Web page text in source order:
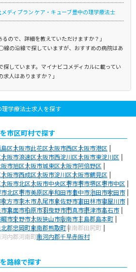
ディプラン ケア・キューブ豊中の理学療法士
るので、詳細を教えていただけますか？」
線の沿線で探していますが、おすすめの病院はあ
探しています。マイナビコメディカルに載ってい
はありますか？」
理学療法士求人を探す
市区町村で探す
区大阪市此花区大阪市西区大阪市港区
大阪市浪速区大阪市西淀川区大阪市東淀川区
阪市旭区大阪市城東区大阪市阿倍野区
大阪市西成区大阪市淀川区大阪市鶴見区
大阪市北区大阪市中央区堺市堺市堺区堺市中区
北区堺市美原区岸和田市豊中市池田市吹田市
枚方市茨木市八尾市泉佐野市富田林市寝屋川市
箕面市柏原市羽曳野市門真市摂津市高石市
市交野市大阪狭山市阪南市三島郡島本町
北郡忠岡町泉南郡熊取町泉南郡田尻町
内郡河南町南河内郡千早赤阪村
路線で探す